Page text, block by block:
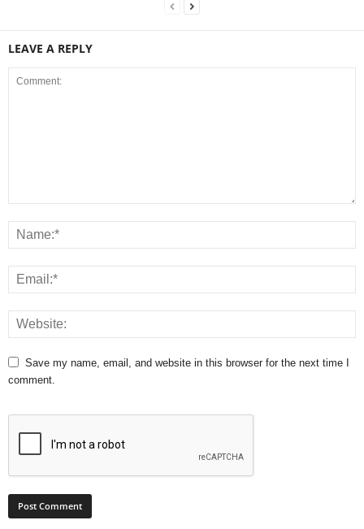
LEAVE A REPLY
Save my name, email, and website in this browser for the next time I
comment.